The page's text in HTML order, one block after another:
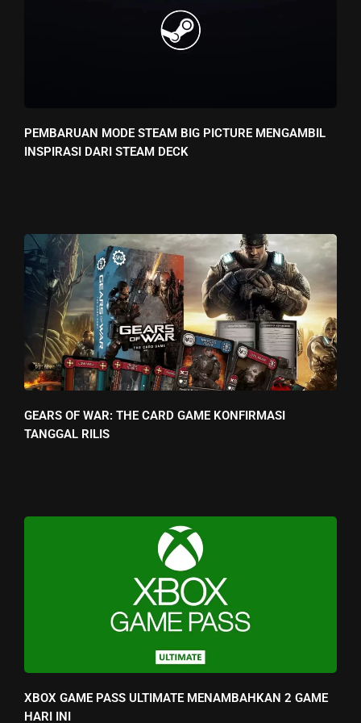
PEMBARUAN MODE STEAM BIG PICTURE MENGAMBIL
INSPIRASI DARI STEAM DECK
GEARS OF WAR: THE CARD GAME KONFIRMASI
TANGGAL RILIS
XBOX GAME PASS ULTIMATE MENAMBAHKAN 2 GAME
HARI INI